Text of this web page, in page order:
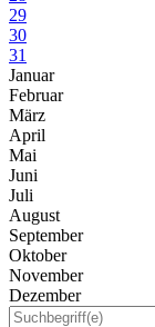
29
30
31
Januar
Februar
März
April
Mai
Juni
Juli
August
September
Oktober
November
Dezember